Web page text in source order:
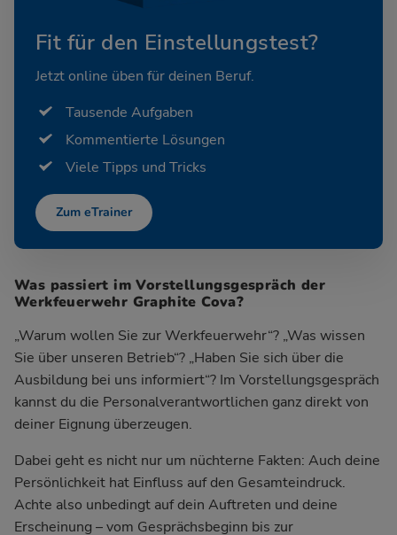
Fit für den Einstellungstest?
Jetzt online üben für deinen Beruf.
Tausende Aufgaben
Kommentierte Lösungen
Viele Tipps und Tricks
Zum eTrainer
Was passiert im Vorstellungsgespräch der
Werkfeuerwehr Graphite Cova?
„Warum wollen Sie zur Werkfeuerwehr“? „Was wissen
Sie über unseren Betrieb“? „Haben Sie sich über die
Ausbildung bei uns informiert“? Im Vorstellungsgespräch
kannst du die Personalverantwortlichen ganz direkt von
deiner Eignung überzeugen.
Dabei geht es nicht nur um nüchterne Fakten: Auch deine
Persönlichkeit hat Einfluss auf den Gesamteindruck.
Achte also unbedingt auf dein Auftreten und deine
Erscheinung – vom Gesprächsbeginn bis zur